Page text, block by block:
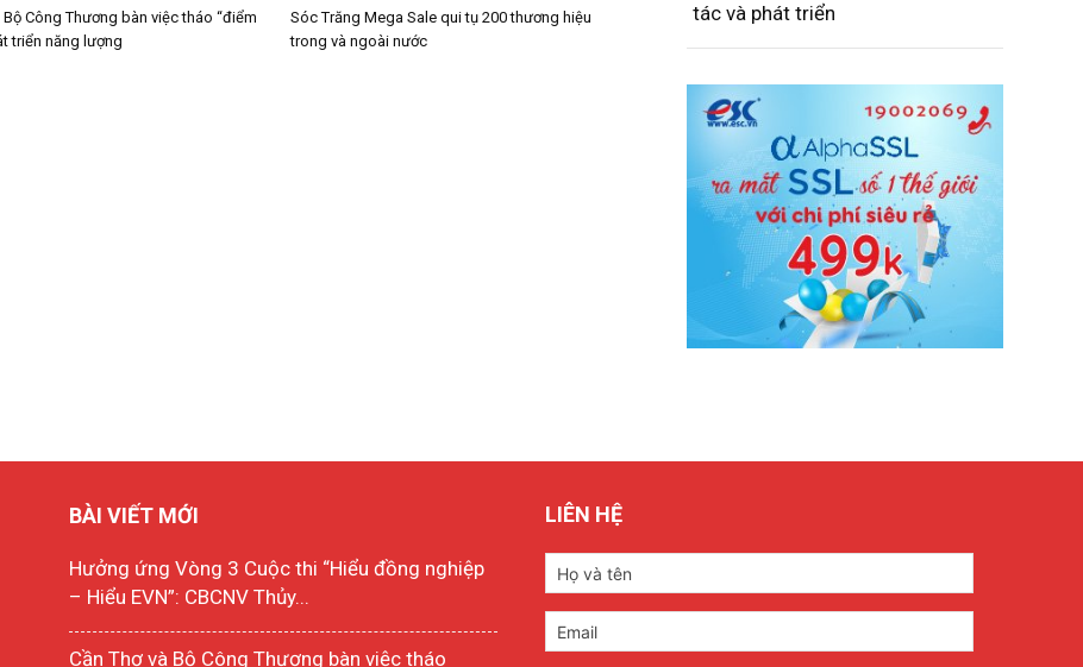
Bộ Công Thương bàn việc tháo “điểm
triển năng lượng
Sóc Trăng Mega Sale qui tụ 200 thương hiệu
trong và ngoài nước
tác và phát triển
BÀI VIẾT MỚI
Hưởng ứng Vòng 3 Cuộc thi “Hiểu đồng nghiệp
– Hiểu EVN”: CBCNV Thủy...
Cần Thơ và Bộ Công Thương bàn việc tháo
LIÊN HỆ